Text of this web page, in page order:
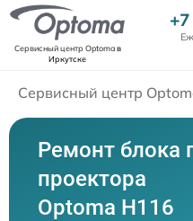
Сервисный центр Optomaв
Иркутске
Сервисный центр
Ремонт блока
проектора
Optoma H116